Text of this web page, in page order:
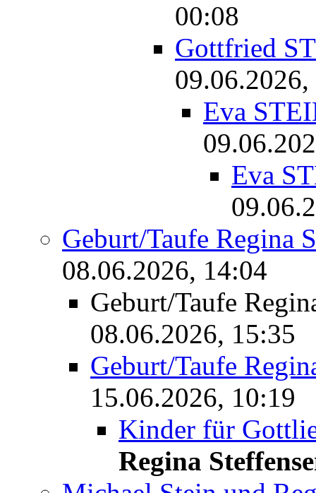
00:08
Gottfried
Eva
Eva
Geburt/Taufe Regina
08.06.2026, 14:04
Geburt/Taufe
08.06.2026, 15:35
Geburt/Taufe
15.06.2026, 10:19
Kinder für
Regina